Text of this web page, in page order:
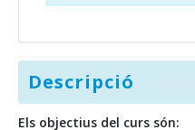
Descripció
Els objectius del curs són: